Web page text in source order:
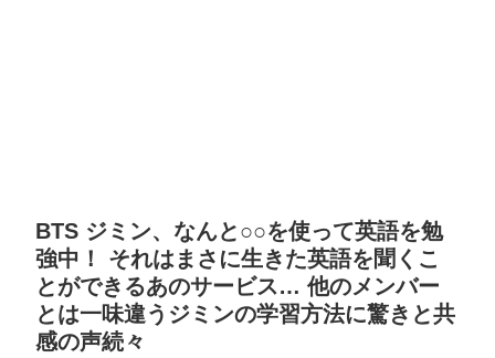
BTS ジミン、なんと○○を使って英語を勉
強中！ それはまさに生きた英語を聞くこ
とができるあのサービス… 他のメンバー
とは一味違うジミンの学習方法に驚きと共
感の声続々